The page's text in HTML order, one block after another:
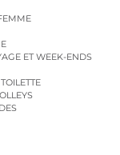
ET WEEK-ENDS